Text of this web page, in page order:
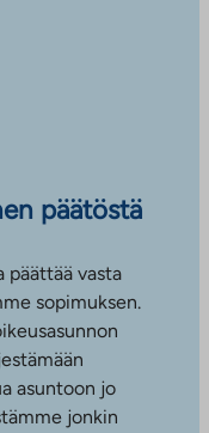
päätöstä
päättää vasta
sopimuksen.
asuntoon jo
jonkin